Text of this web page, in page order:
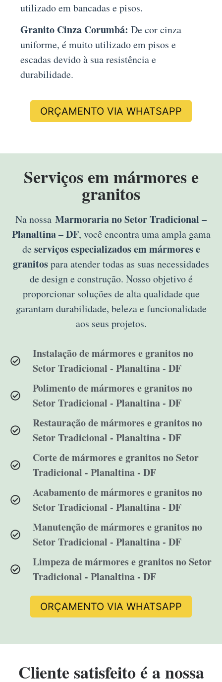
utilizado em bancadas e pisos.
Granito Cinza Corumbá: De cor cinza
uniforme, é muito utilizado em pisos e
escadas devido à sua resistência e
durabilidade.
ORÇAMENTO VIA WHATSAPP
Serviços em mármores e
granitos
Na nossa Marmoraria no Setor Tradicional –
Planaltina – DF, você encontra uma ampla gama
de serviços especializados em mármores e
granitospara atender todas as suas necessidades
de design e construção. Nosso objetivo é
proporcionar soluções de alta qualidade que
garantam durabilidade, beleza e funcionalidade
aos seus projetos.
Instalação de mármores e granitos no
Setor Tradicional - Planaltina - DF
Polimento de mármores e granitos no
Setor Tradicional - Planaltina - DF
Restauração de mármores e granitos no
Setor Tradicional - Planaltina - DF
Corte de mármores e granitos no Setor
Tradicional - Planaltina - DF
Acabamento de mármores e granitos no
Setor Tradicional - Planaltina - DF
Manutenção de mármores e granitos no
Setor Tradicional - Planaltina - DF
Limpeza de mármores e granitos no Setor
Tradicional - Planaltina - DF
ORÇAMENTO VIA WHATSAPP
Cliente satisfeito é a nossa